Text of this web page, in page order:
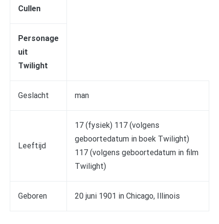
Cullen
Personage
uit
Twilight
Geslacht man
Leeftijd
17 (fysiek) 117 (volgens
geboortedatum in boek Twilight)
117 (volgens geboortedatum in film
Twilight)
Geboren 20 juni 1901 in Chicago, Illinois